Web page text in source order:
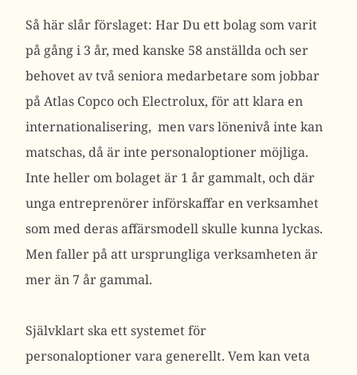
Så här slår förslaget: Har Du ett bolag som varit
på gång i 3 år, med kanske 58 anställda och ser
behovet av två seniora medarbetare som jobbar
på Atlas Copco och Electrolux, för att klara en
internationalisering, men vars lönenivå inte kan
matschas, då är inte personaloptioner möjliga.
Inte heller om bolaget är 1 år gammalt, och där
unga entreprenörer införskaffar en verksamhet
som med deras affärsmodell skulle kunna lyckas.
Men faller på att ursprungliga verksamheten är
mer än 7 år gammal.
Självklart ska ett systemet för
personaloptioner vara generellt. Vem kan veta